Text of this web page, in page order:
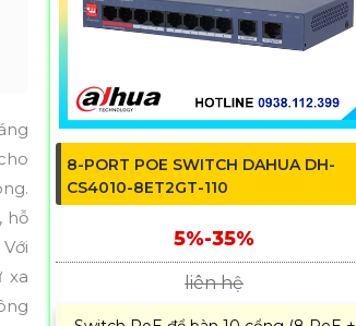
hỗ
xa
8-PORT POE SWITCH DAHUA DH-
CS4010-8ET2GT-110
5%-35%
liên hệ